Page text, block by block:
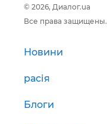
© 2026, Диалог.ua
Все права защищены.
Новини
расія
Блоги